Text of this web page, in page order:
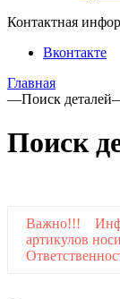
Контактная
Вконтакте
Главная
—Поиск деталей
Поиск
Важно!!!
артикулов